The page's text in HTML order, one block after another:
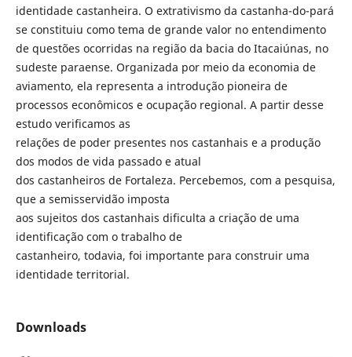
identidade castanheira. O extrativismo da castanha-do-pará
se constituiu como tema de grande valor no entendimento
de questões ocorridas na região da bacia do Itacaiúnas, no
sudeste paraense. Organizada por meio da economia de
aviamento, ela representa a introdução pioneira de
processos econômicos e ocupação regional. A partir desse
estudo verificamos as
relações de poder presentes nos castanhais e a produção
dos modos de vida passado e atual
dos castanheiros de Fortaleza. Percebemos, com a pesquisa,
que a semisservidão imposta
aos sujeitos dos castanhais dificulta a criação de uma
identificação com o trabalho de
castanheiro, todavia, foi importante para construir uma
identidade territorial.
Downloads